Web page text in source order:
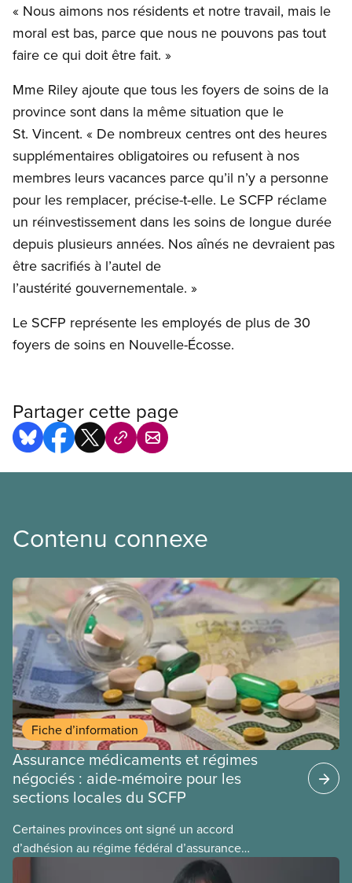
« Nous aimons nos résidents et notre travail, mais le
moral est bas, parce que nous ne pouvons pas tout
faire ce qui doit être fait. »
Mme Riley ajoute que tous les foyers de soins de la
province sont dans la même situation que le
St. Vincent. « De nombreux centres ont des heures
supplémentaires obligatoires ou refusent à nos
membres leurs vacances parce qu’il n’y a personne
pour les remplacer, précise-t-elle. Le SCFP réclame
un réinvestissement dans les soins de longue durée
depuis plusieurs années. Nos aînés ne devraient pas
être sacrifiés à l’autel de
l’austérité gouvernementale. »
Le SCFP représente les employés de plus de 30
foyers de soins en Nouvelle-Écosse.
Partager cette page
Contenu connexe
Fiche d’information
Assurance médicaments et régimes
négociés : aide-mémoire pour les
sections locales du SCFP
Certaines provinces ont signé un accord
d’adhésion au régime fédéral d’assurance
médicaments. Les sections locales du SCFP dans